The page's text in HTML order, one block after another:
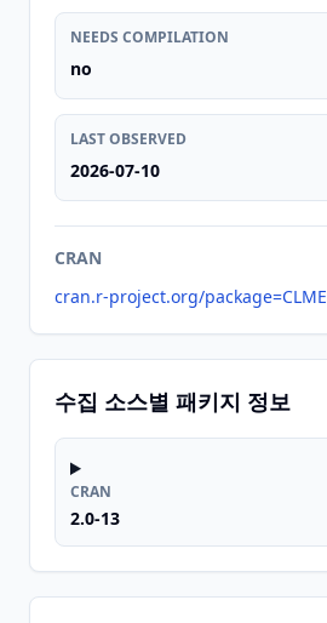
NEEDS COMPILATION
no
LAST OBSERVED
2026-07-10
CRAN
cran.r-project.org/package=CLME
수집 소스별 패키지 정보
CRAN
2.0-13